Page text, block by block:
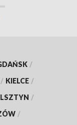
/
/ KIELCE /
/
/